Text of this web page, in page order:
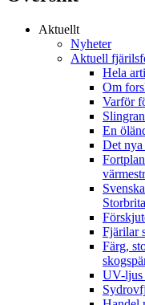
Aktuellt
Nyheter
Aktuell
Hela
Om
Varför
En
Det nya
Fjärilar
Färg,
UV-ljus